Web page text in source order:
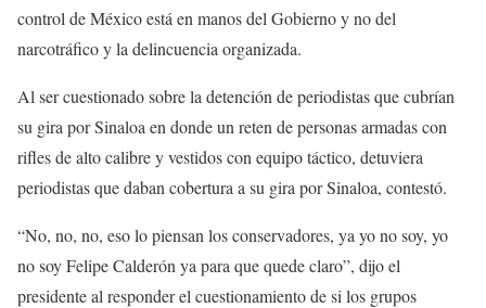
control de México está en manos del Gobierno y no del
narcotráfico y la delincuencia organizada.
Al ser cuestionado sobre la detención de periodistas que cubrían
su gira por Sinaloa en donde un reten de personas armadas con
rifles de alto calibre y vestidos con equipo táctico, detuviera
periodistas que daban cobertura a su gira por Sinaloa, contestó.
“No, no, no, eso lo piensan los conservadores, ya yo no soy, yo
no soy Felipe Calderón ya para que quede claro”, dijo el
presidente al responder el cuestionamiento de si los grupos